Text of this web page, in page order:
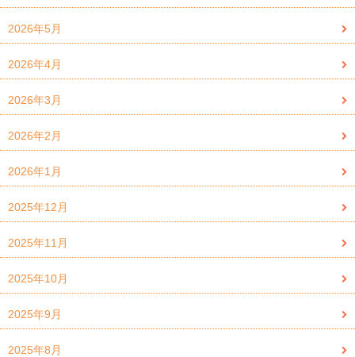
2026年5月
2026年4月
2026年3月
2026年2月
2026年1月
2025年12月
2025年11月
2025年10月
2025年9月
2025年8月